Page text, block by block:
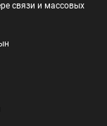
связи и массовых